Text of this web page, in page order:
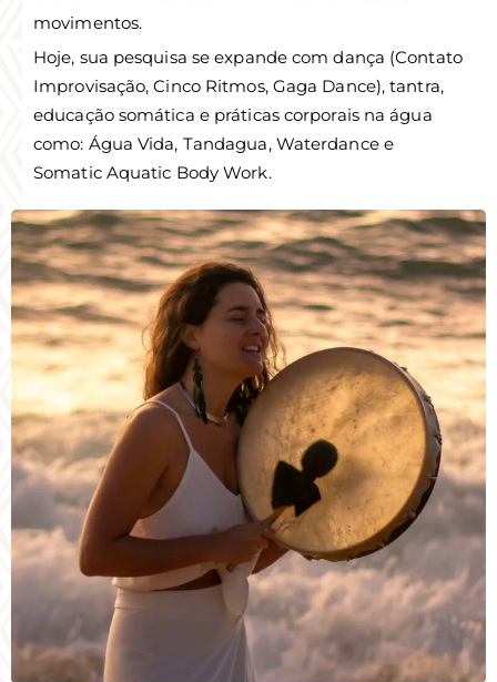
movimentos.
Hoje, sua pesquisa se expande com dança (Contato
Improvisação, Cinco Ritmos, Gaga Dance), tantra,
educação somática e práticas corporais na água
como: Água Vida, Tandagua, Waterdance e
Somatic Aquatic Body Work.